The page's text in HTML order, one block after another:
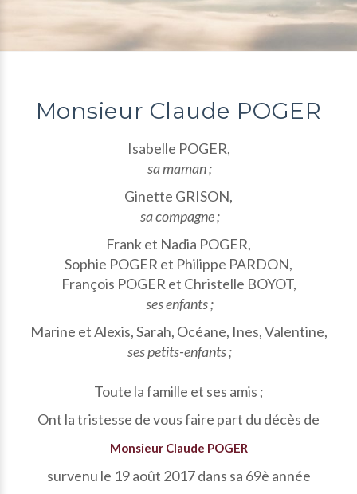
Monsieur Claude POGER
Isabelle POGER,
sa maman ;
Ginette GRISON,
sa compagne ;
Frank et Nadia POGER,
Sophie POGER et Philippe PARDON,
François POGER et Christelle BOYOT,
ses enfants ;
Marine et Alexis, Sarah, Océane, Ines, Valentine,
ses petits-enfants ;
Toute la famille et ses amis ;
Ont la tristesse de vous faire part du décès de
Monsieur Claude POGER
survenu le 19 août 2017 dans sa 69è année